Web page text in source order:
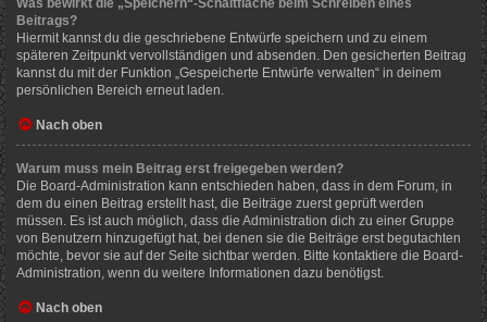
Was bewirkt die „Speichern“-Schaltfläche beim Schreiben eines
Beitrags?
Hiermit kannst du die geschriebene Entwürfe speichern und zu einem
späteren Zeitpunkt vervollständigen und absenden. Den gesicherten Beitrag
kannst du mit der Funktion „Gespeicherte Entwürfe verwalten“ in deinem
persönlichen Bereich erneut laden.
Nach oben
Warum muss mein Beitrag erst freigegeben werden?
Die Board-Administration kann entschieden haben, dass in dem Forum, in
dem du einen Beitrag erstellt hast, die Beiträge zuerst geprüft werden
müssen. Es ist auch möglich, dass die Administration dich zu einer Gruppe
von Benutzern hinzugefügt hat, bei denen sie die Beiträge erst begutachten
möchte, bevor sie auf der Seite sichtbar werden. Bitte kontaktiere die Board-
Administration, wenn du weitere Informationen dazu benötigst.
Nach oben